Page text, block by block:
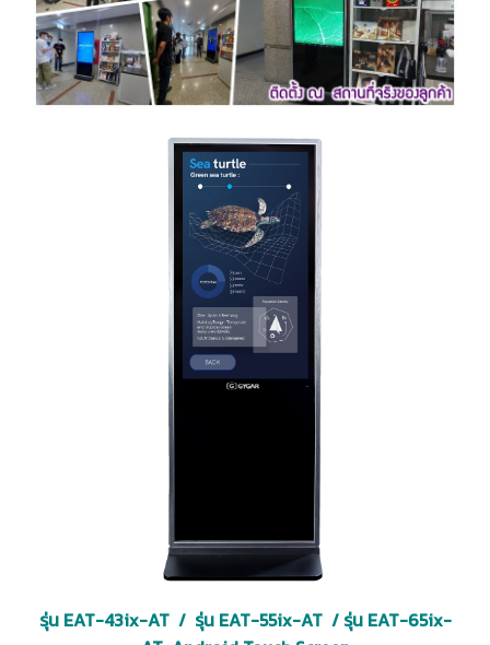
รุ่น EAT-43ix-AT / รุ่น EAT-55ix-AT / รุ่น EAT-65ix-